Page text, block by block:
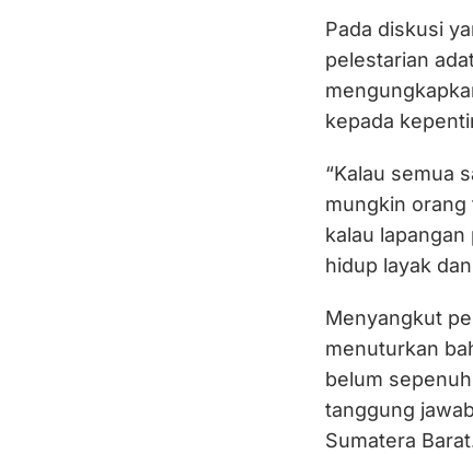
Pada diskusi
pelestarian
kepada
“Kalau semua
mungkin
kalau
hidup layak
Menyangkut
menuturkan
belum
tanggung
Sumatera